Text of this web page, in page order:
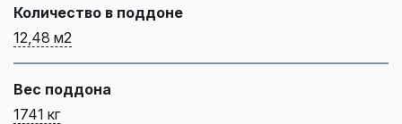
Количество в поддоне
12,48 м2
Вес поддона
1741 кг